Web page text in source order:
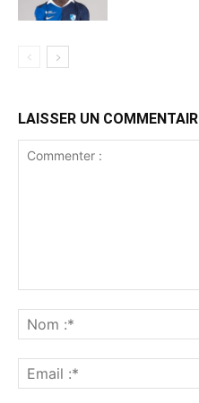
LAISSER UN